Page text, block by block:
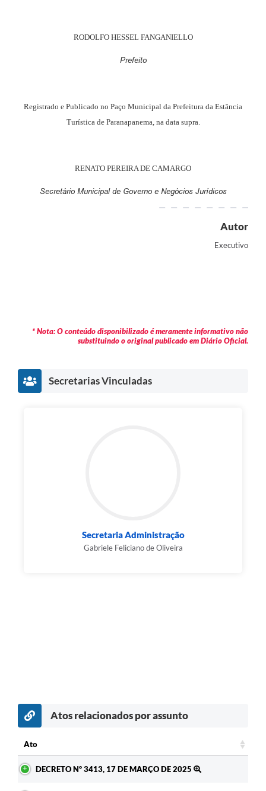
RODOLFO HESSEL FANGANIELLO
Prefeito
Registrado e Publicado no Paço Municipal da Prefeitura da Estância
Turística de Paranapanema, na data supra.
RENATO PEREIRA DE CAMARGO
Secretário Municipal de Governo e Negócios Jurídicos
Autor
Executivo
* Nota: O conteúdo disponibilizado é meramente informativo não
substituindo o original publicado em Diário Oficial.
Secretarias Vinculadas
Secretaria Administração
Gabriele Feliciano de Oliveira
Atos relacionados por assunto
Ato
DECRETO Nº 3413, 17 DE MARÇO DE 2025